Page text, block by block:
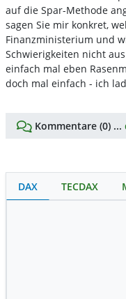
auf die Spar-Methode
sagen Sie mir konkret,
Finanzministerium und
Schwierigkeiten nicht
einfach mal eben
doch mal einfach - ich
Kommentare (0) ...
DAX TECDAX